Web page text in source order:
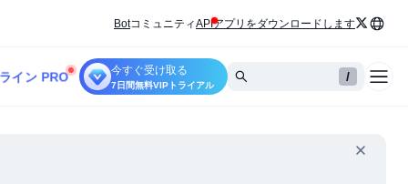
BotコミュニティAPIアプリをダウンロードします
イン PRO 今すぐ受け取る
7日間無料VIPトライアル
/